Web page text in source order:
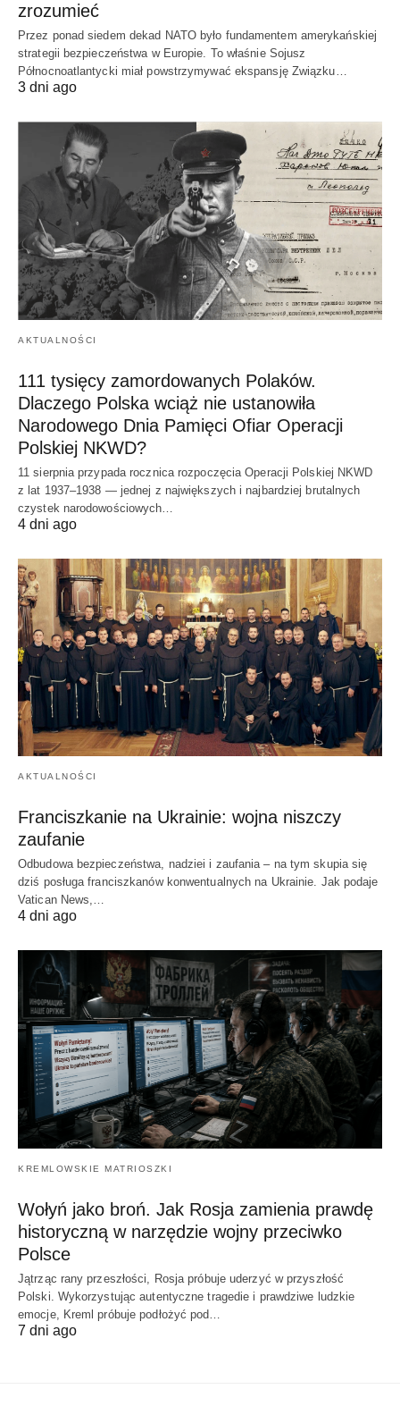
zrozumieć
Przez ponad siedem dekad NATO było fundamentem amerykańskiej
strategii bezpieczeństwa w Europie. To właśnie Sojusz
Północnoatlantycki miał powstrzymywać ekspansję Związku…
3 dni ago
AKTUALNOŚCI
111 tysięcy zamordowanych Polaków.
Dlaczego Polska wciąż nie ustanowiła
Narodowego Dnia Pamięci Ofiar Operacji
Polskiej NKWD?
11 sierpnia przypada rocznica rozpoczęcia Operacji Polskiej NKWD
z lat 1937–1938 — jednej z największych i najbardziej brutalnych
czystek narodowościowych…
4 dni ago
AKTUALNOŚCI
Franciszkanie na Ukrainie: wojna niszczy
zaufanie
Odbudowa bezpieczeństwa, nadziei i zaufania – na tym skupia się
dziś posługa franciszkanów konwentualnych na Ukrainie. Jak podaje
Vatican News,…
4 dni ago
KREMLOWSKIE MATRIOSZKI
Wołyń jako broń. Jak Rosja zamienia prawdę
historyczną w narzędzie wojny przeciwko
Polsce
Jątrząc rany przeszłości, Rosja próbuje uderzyć w przyszłość
Polski. Wykorzystując autentyczne tragedie i prawdziwe ludzkie
emocje, Kreml próbuje podłożyć pod…
7 dni ago